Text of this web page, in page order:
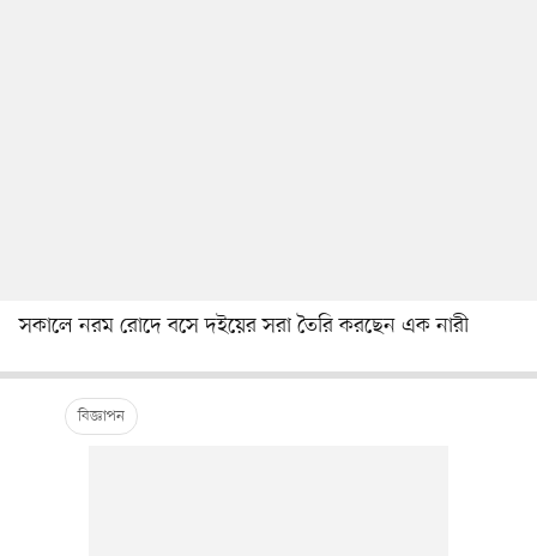
সকালে নরম রোদে বসে দইয়ের সরা তৈরি করছেন এক নারী